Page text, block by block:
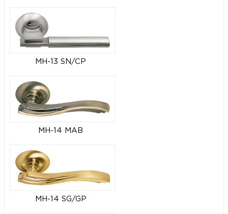
MH-13 SN/CP
MH-14 MAB
MH-14 SG/GP